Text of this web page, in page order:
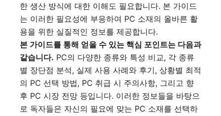
한 생산 방식에 대한 이해도 필요합니다. 본 가이드
는 이러한 필요성에 부응하여 PC 소재의 올바른 활
용을 위한 실질적인 정보를 제공합니다.
본 가이드를 통해 얻을 수 있는 핵심 포인트는 다음과
같습니다. PC의 다양한 종류와 특성 비교, 각 종류
별 장단점 분석, 실제 사용 사례와 후기, 상황별 최적
의 PC 선택 방법, PC 취급 시 주의사항, 그리고 향
후 PC 시장 전망 등입니다. 이러한 정보들을 바탕으
로 독자들은 자신의 필요에 맞는 PC 소재를 선택하